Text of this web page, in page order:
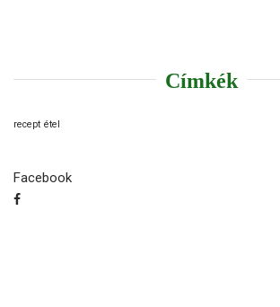
Címkék
recept étel
Facebook